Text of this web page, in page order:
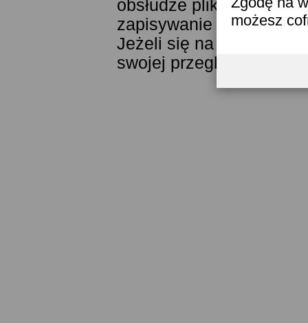
możesz
obsłudze plików
zapisywanie ich w
Jeżeli się na to nie
swojej przeglądarki.